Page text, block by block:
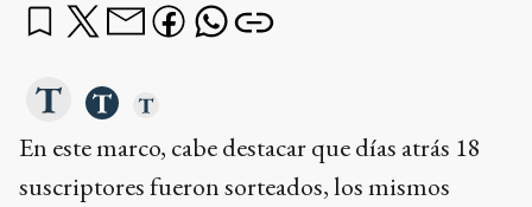
En este marco, cabe destacar que días atrás 18
suscriptores fueron sorteados, los mismos